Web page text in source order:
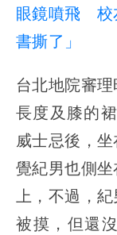
眼鏡噴飛 校
書撕了」
台北地院審
長度及膝的
威士忌後，
覺紀男也側
上，不過，
被摸，但還